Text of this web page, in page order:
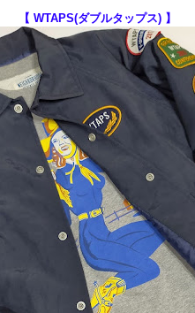
【 WTAPS(ダブルタップス) 】